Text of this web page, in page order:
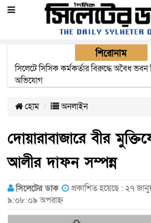
শিরোনাম
সিলেটে সিসিক কর্মকর্তার বিরুদ্ধে অবৈধ ভবন
অভিযোগ
২২ ঘণ্টা পর ত্রুটি সেরে জেদ্দার উদ্দেশ্যে
হোম
অনলাইন
দোয়ারাবাজারে বীর
আলীর দাফন সম্পন্ন
সিলেটের ডাক
প্রকাশিত হয়েছে : ২৭
৯:০৮:০৯ অপরাহ্ন